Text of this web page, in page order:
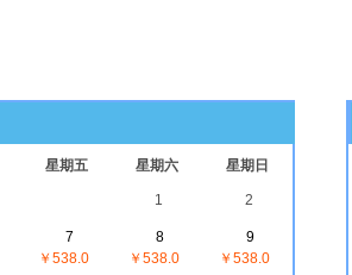
星期五 星期六 星期日
1 2
7
￥538.0
8
￥538.0
9
￥538.0